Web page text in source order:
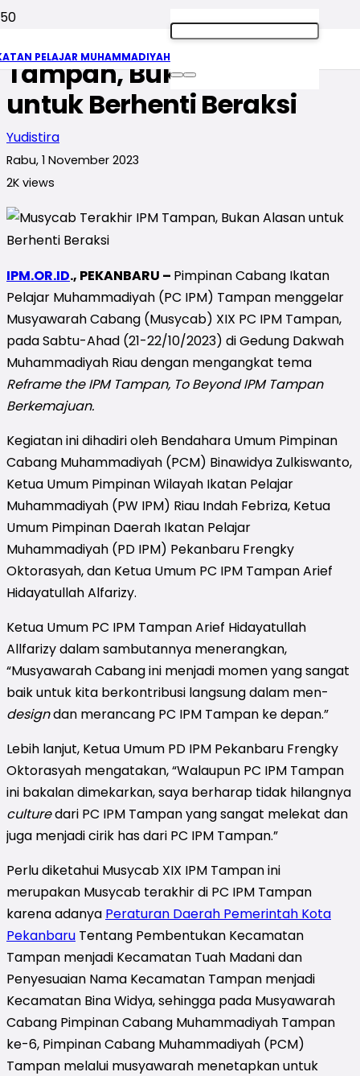
PELAJAR MUHAMMADIYAH
Musycab Terakhir IPM
Tampan, Bukan Alasan
untuk Berhenti Beraksi
Yudistira
Rabu, 1 November 2023
2K views
IPM.OR.ID., PEKANBARU – Pimpinan Cabang Ikatan
Pelajar Muhammadiyah (PC IPM) Tampan menggelar
Musyawarah Cabang (Musycab) XIX PC IPM Tampan,
pada Sabtu-Ahad (21-22/10/2023) di Gedung Dakwah
Muhammadiyah Riau dengan mengangkat tema
Reframe the IPM Tampan, To Beyond IPM Tampan
Berkemajuan.
Kegiatan ini dihadiri oleh Bendahara Umum Pimpinan
Cabang Muhammadiyah (PCM) Binawidya Zulkiswanto,
Ketua Umum Pimpinan Wilayah Ikatan Pelajar
Muhammadiyah (PW IPM) Riau Indah Febriza, Ketua
Umum Pimpinan Daerah Ikatan Pelajar
Muhammadiyah (PD IPM) Pekanbaru Frengky
Oktorasyah, dan Ketua Umum PC IPM Tampan Arief
Hidayatullah Alfarizy.
Ketua Umum PC IPM Tampan Arief Hidayatullah
Allfarizy dalam sambutannya menerangkan,
“Musyawarah Cabang ini menjadi momen yang sangat
baik untuk kita berkontribusi langsung dalam men-
designdan merancang PC IPM Tampan ke depan.”
Lebih lanjut, Ketua Umum PD IPM Pekanbaru Frengky
Oktorasyah mengatakan, “Walaupun PC IPM Tampan
ini bakalan dimekarkan, saya berharap tidak hilangnya
culturedari PC IPM Tampan yang sangat melekat dan
juga menjadi cirik has dari PC IPM Tampan.”
Perlu diketahui Musycab XIX IPM Tampan ini
merupakan Musycab terakhir di PC IPM Tampan
karena adanya Peraturan Daerah Pemerintah Kota
Pekanbaru Tentang Pembentukan Kecamatan
Tampan menjadi Kecamatan Tuah Madani dan
Penyesuaian Nama Kecamatan Tampan menjadi
Kecamatan Bina Widya, sehingga pada Musyawarah
Cabang Pimpinan Cabang Muhammadiyah Tampan
ke-6, Pimpinan Cabang Muhammadiyah (PCM)
Tampan melalui musyawarah menetapkan untuk